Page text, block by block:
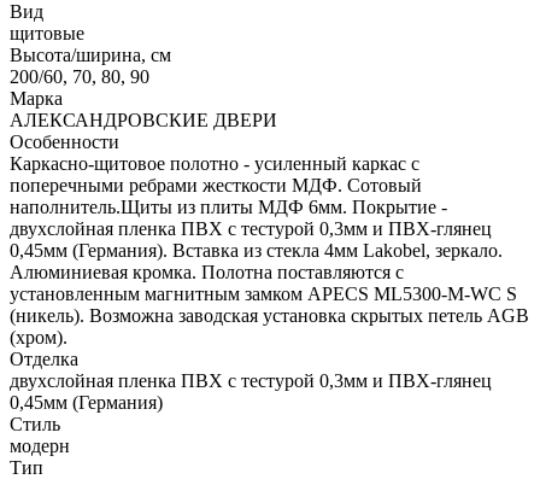
Вид
щитовые
Высота/ширина, см
200/60, 70, 80, 90
Марка
АЛЕКСАНДРОВСКИЕ ДВЕРИ
Особенности
Каркасно-щитовое полотно - усиленный каркас с
поперечными ребрами жесткости МДФ. Сотовый
наполнитель.Щиты из плиты МДФ 6мм. Покрытие -
двухслойная пленка ПВХ с тестурой 0,3мм и ПВХ-глянец
0,45мм (Германия). Вставка из стекла 4мм Lakobel, зеркало.
Алюминиевая кромка. Полотна поставляются с
установленным магнитным замком APECS ML5300-M-WC S
(никель). Возможна заводская установка скрытых петель AGB
(хром).
Отделка
двухслойная пленка ПВХ с тестурой 0,3мм и ПВХ-глянец
0,45мм (Германия)
Стиль
модерн
Тип